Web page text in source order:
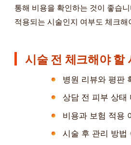
통해 비용을 확인하는 것이 좋습
적용되는 시술인지 여부도 체크해
시술 전 체크해야 할
병원 리뷰와 평판
상담 전 피부 상태
비용과 보험 적용
시술 후 관리 방법